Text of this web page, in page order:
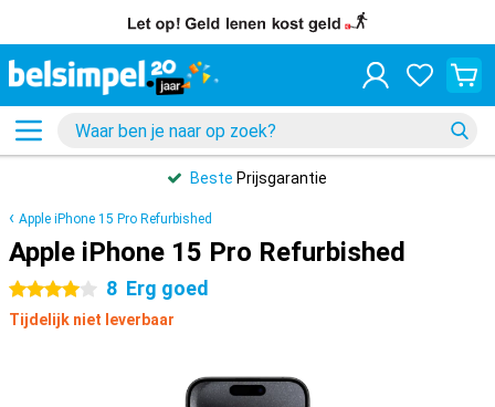
Beste Prijsgarantie
Apple iPhone 15 Pro Refurbished
Apple iPhone 15 Pro Refurbished
4 sterren 8 Erg goed
Tijdelijk niet leverbaar